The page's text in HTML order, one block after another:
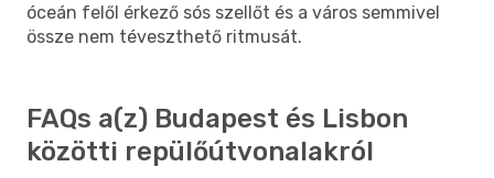
óceán felől érkező sós szellőt és a város semmivel
össze nem téveszthető ritmusát.
FAQs a(z) Budapest és Lisbon
közötti repülőútvonalakról